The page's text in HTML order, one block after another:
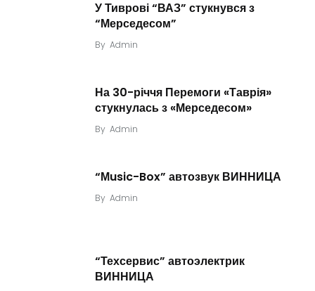
У Тиврові “ВАЗ” стукнувся з
“Мерседесом”
By Admin
На 30-річчя Перемоги «Таврія»
стукнулась з «Мерседесом»
By Admin
“Мusic-Box” автозвук ВИННИЦА
By Admin
“Техсервис” автоэлектрик
ВИННИЦА